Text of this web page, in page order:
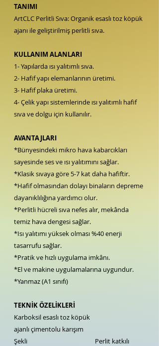
TANIMI
ArtCLC Perlitli Sıva: Organik esaslı toz köpük
ajanı ile geliştirilmiş perlitli sıva.
KULLANIM ALANLARI
1- Yapılarda ısı yalıtımlı sıva.
2- Hafif yapı elemanlarının üretimi.
3- Hafif plaka üretimi.
4- Çelik yapı sistemlerinde ısı yalıtımlı hafif
sıva ve dolgu için kullanılır.
AVANTAJLARI
*Bünyesindeki mikro hava kabarcıkları
sayesinde ses ve ısı yalıtımını sağlar.
*Klasik sıvaya göre 5-7 kat daha hafiftir.
*Hafif olmasından dolayı binaların depreme
dayanıklılığına yardımcı olur.
*Perlitli hücreli sıva nefes alır, mekânda
temiz hava dengesi sağlar.
*Isı yalıtımı yüksek olması %40 enerji
tasarrufu sağlar.
*Pratik ve hızlı uygulama imkânı.
*El ve makine uygulamalarına uygundur.
*Yanmaz (A1 sınıfı)
TEKNİK ÖZELİKLERİ
Karboksil esaslı toz köpük
ajanlı çimentolu karışım
Şekli
Perlit katkılı